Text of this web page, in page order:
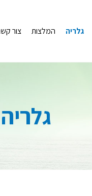
גלריה המלצות צור
גלריה